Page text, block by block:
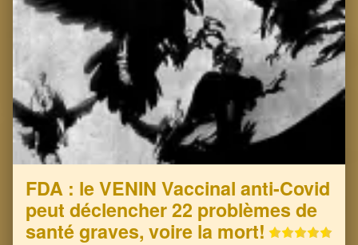
FDA : le VENIN Vaccinal anti-Covid
peut déclencher 22 problèmes de
santé graves, voire la mort!